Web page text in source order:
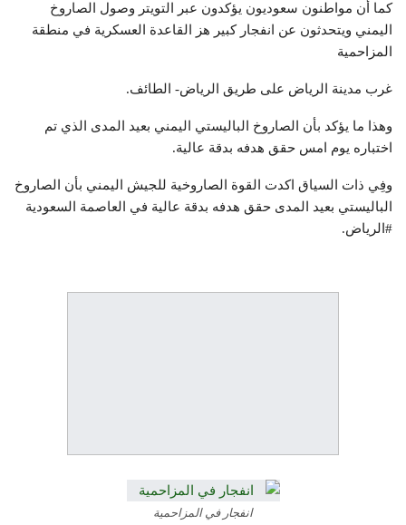
كما أن مواطنون سعوديون يؤكدون عبر التويتر وصول الصاروخ
اليمني ويتحدثون عن انفجار كبير هز القاعدة العسكرية في منطقة
المزاحمية
غرب مدينة الرياض على طريق الرياض- الطائف.
وهذا ما يؤكد بأن الصاروخ الباليستي اليمني بعيد المدى الذي تم
اختباره يوم امس حقق هدفه بدقة عالية.
وفِي ذات السياق اكدت القوة الصاروخية للجيش اليمني بأن الصاروخ
الباليستي بعيد المدى حقق هدفه بدقة عالية في العاصمة السعودية
#الرياض.
انفجار في المزاحمية